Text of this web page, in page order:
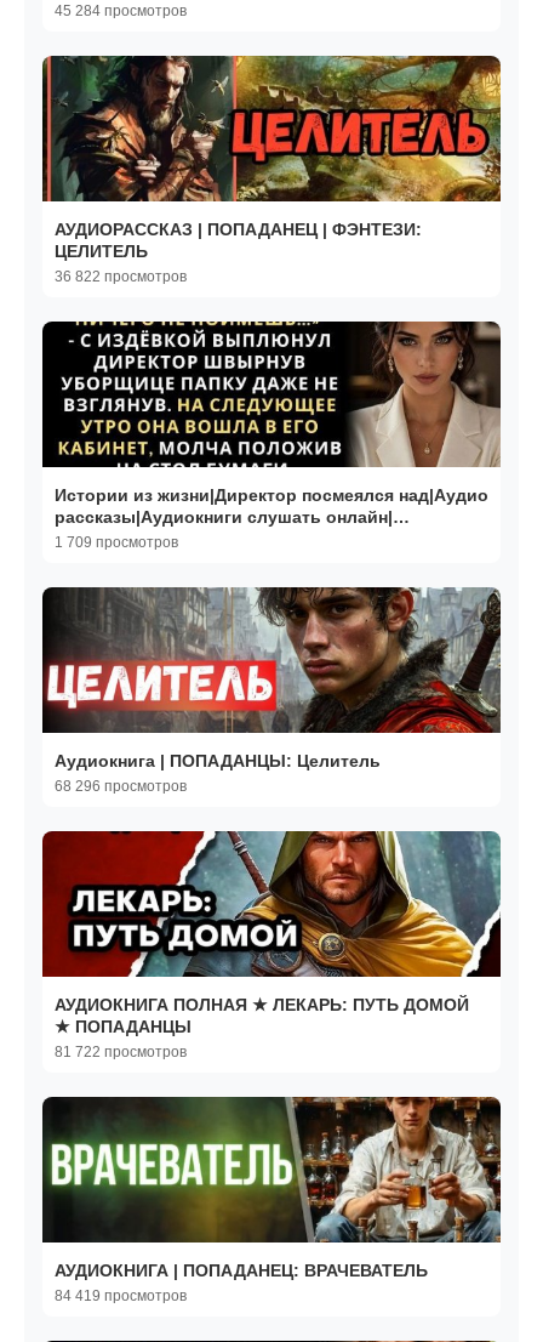
45 284 просмотров
АУДИОРАССКАЗ | ПОПАДАНЕЦ | ФЭНТЕЗИ:
ЦЕЛИТЕЛЬ
36 822 просмотров
Истории из жизни|Директор посмеялся над|Аудио
рассказы|Аудиокниги слушать онлайн|
Жизненные истории
1 709 просмотров
Аудиокнига | ПОПАДАНЦЫ: Целитель
68 296 просмотров
АУДИОКНИГА ПОЛНАЯ ★ ЛЕКАРЬ: ПУТЬ ДОМОЙ
★ ПОПАДАНЦЫ
81 722 просмотров
АУДИОКНИГА | ПОПАДАНЕЦ: ВРАЧЕВАТЕЛЬ
84 419 просмотров